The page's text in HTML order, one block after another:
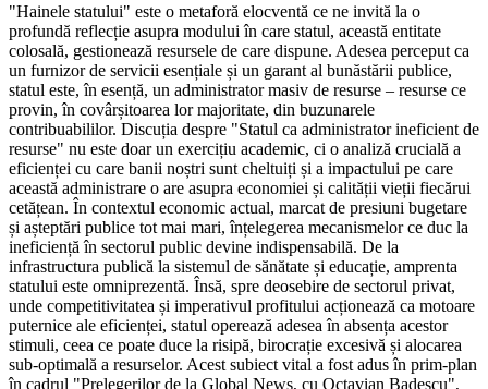
"Hainele statului" este o metaforă elocventă ce ne invită la o
profundă reflecție asupra modului în care statul, această entitate
colosală, gestionează resursele de care dispune. Adesea perceput ca
un furnizor de servicii esențiale și un garant al bunăstării publice,
statul este, în esență, un administrator masiv de resurse – resurse ce
provin, în covârșitoarea lor majoritate, din buzunarele
contribuabililor. Discuția despre "Statul ca administrator ineficient de
resurse" nu este doar un exercițiu academic, ci o analiză crucială a
eficienței cu care banii noștri sunt cheltuiți și a impactului pe care
această administrare o are asupra economiei și calității vieții fiecărui
cetățean. În contextul economic actual, marcat de presiuni bugetare
și așteptări publice tot mai mari, înțelegerea mecanismelor ce duc la
ineficiență în sectorul public devine indispensabilă. De la
infrastructura publică la sistemul de sănătate și educație, amprenta
statului este omniprezentă. Însă, spre deosebire de sectorul privat,
unde competitivitatea și imperativul profitului acționează ca motoare
puternice ale eficienței, statul operează adesea în absența acestor
stimuli, ceea ce poate duce la risipă, birocrație excesivă și alocarea
sub-optimală a resurselor. Acest subiect vital a fost adus în prim-plan
în cadrul "Prelegerilor de la Global News, cu Octavian Badescu",